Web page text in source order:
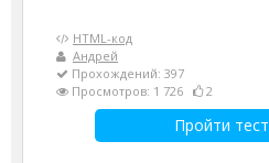
HTML-код
Андрей
Прохождений: 397
Просмотров: 1 726
2
Пройти тест